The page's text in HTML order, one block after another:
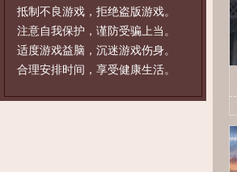
抵制不良游戏，拒绝盗版游戏。
注意自我保护，谨防受骗上当。
适度游戏益脑，沉迷游戏伤身。
合理安排时间，享受健康生活。